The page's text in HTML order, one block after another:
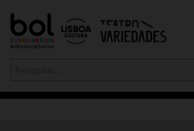
Olá,iniciar sessão